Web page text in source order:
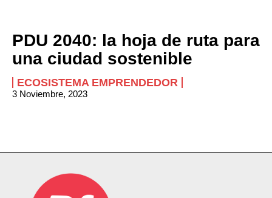
PDU 2040: la hoja de ruta para
una ciudad sostenible
ECOSISTEMA EMPRENDEDOR
3 Noviembre, 2023